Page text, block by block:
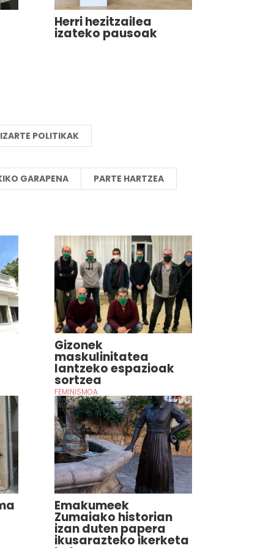
Herri hezitzailea
izateko pausoak
POLITIKAK
GARAPENA PARTE HARTZEA
Gizonek
maskulinitatea
lantzeko espazioak
sortzea
FEMINISMOA
Emakumeek
Zumaiako historian
izan duten papera
ikusarazteko ikerketa